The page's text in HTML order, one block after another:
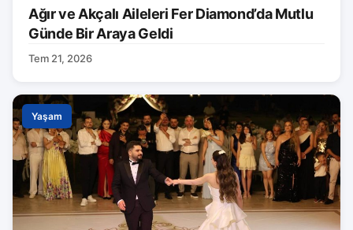
Ağır ve Akçalı Aileleri Fer Diamond’da Mutlu
Günde Bir Araya Geldi
Tem 21, 2026
Yaşam